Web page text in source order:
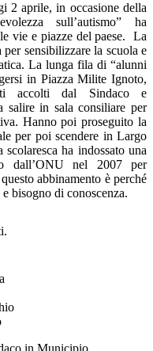
2 aprile, in occasione della
sull’autismo” ha
vie e piazze del paese.
La
sensibilizzare la scuola e
La lunga fila di “alunni
in Piazza Milite Ignoto,
accolti dal Sindaco e
salire in sala consiliare per
Hanno poi proseguito la
per poi scendere in Largo
ha indossato una
dall’ONU nel 2007 per
abbinamento è perché
bisogno di conoscenza.